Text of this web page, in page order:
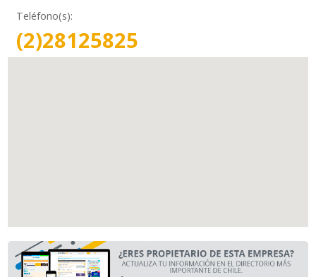
Teléfono(s):
(2)28125825